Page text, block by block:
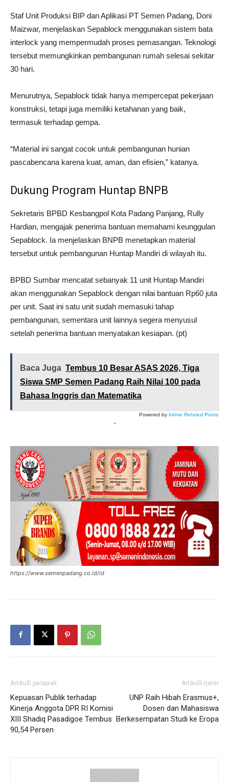
Staf Unit Produksi BIP dan Aplikasi PT Semen Padang, Doni
Maizwar, menjelaskan Sepablock menggunakan sistem bata
interlock yang mempermudah proses pemasangan. Teknologi
tersebut memungkinkan pembangunan rumah selesai sekitar
30 hari.
Menurutnya, Sepablock tidak hanya mempercepat pekerjaan
konstruksi, tetapi juga memiliki ketahanan yang baik,
termasuk terhadap gempa.
“Material ini sangat cocok untuk pembangunan hunian
pascabencana karena kuat, aman, dan efisien,” katanya.
Dukung Program Huntap BNPB
Sekretaris BPBD Kesbangpol Kota Padang Panjang, Rully
Hardian, mengajak penerima bantuan memahami keunggulan
Sepablock. Ia menjelaskan BNPB menetapkan material
tersebut untuk pembangunan Huntap Mandiri di wilayah itu.
BPBD Sumbar mencatat sebanyak 11 unit Huntap Mandiri
akan menggunakan Sepablock dengan nilai bantuan Rp60 juta
per unit. Saat ini satu unit sudah memasuki tahap
pembangunan, sementara unit lainnya segera menyusul
setelah penerima bantuan menyatakan kesiapan. (pt)
Baca Juga Tembus 10 Besar ASAS 2026, Tiga
Siswa SMP Semen Padang Raih Nilai 100 pada
Bahasa Inggris dan Matematika
Powered by Inline Related Posts
*
https://www.semenpadang.co.id/id
Artikulli paraprak
Kepuasan Publik terhadap
Kinerja Anggota DPR RI Komisi
XIII Shadiq Pasadigoe Tembus
90,54 Persen
Artikulli tjetër
UNP Raih Hibah Erasmus+,
Dosen dan Mahasiswa
Berkesempatan Studi ke Eropa